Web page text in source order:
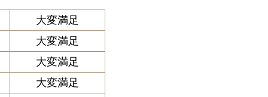
大変満足
大変満足
大変満足
大変満足